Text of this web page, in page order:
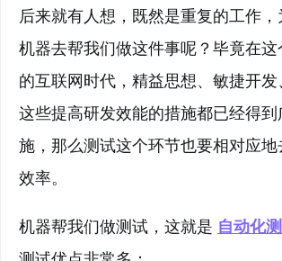
后来就有人想，既然是重复的工作
机器去帮我们做这件事呢？毕竟在
的互联网时代，精益思想、敏捷开
这些提高研发效能的措施都已经得到
施，那么测试这个环节也要相对应
效率。
机器帮我们做测试，这就是 自动化